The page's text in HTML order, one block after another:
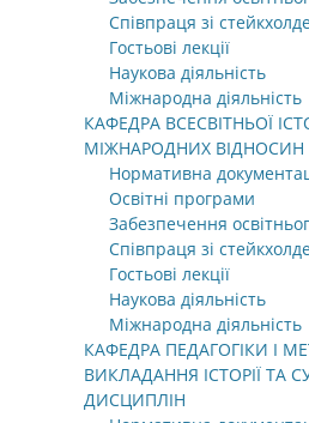
Співпраця зі
Гостьові лекції
Наукова діяльність
Міжнародна діяльність
КАФЕДРА ВСЕСВІТНЬОЇ
МІЖНАРОДНИХ ВІДНОСИН
Нормативна
Освітні програми
Забезпечення
Співпраця зі
Гостьові лекції
Наукова діяльність
Міжнародна діяльність
КАФЕДРА ПЕДАГОГІКИ І
ВИКЛАДАННЯ ІСТОРІЇ ТА
ДИСЦИПЛІН